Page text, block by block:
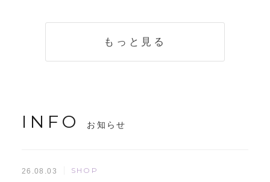
もっと見る
INFO お知らせ
26.08.03 SHOP